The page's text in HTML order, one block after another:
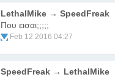
LethalMike → SpeedFreak
Που εισαι;;;;;
Feb 12 2016 04:27
SpeedFreak → LethalMike